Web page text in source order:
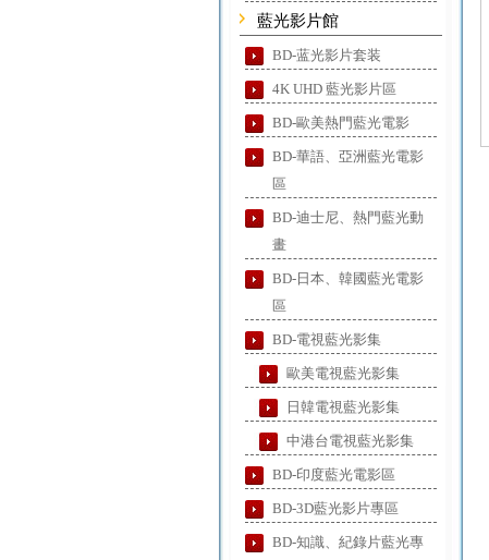
藍光影片館
BD-蓝光影片套装
4K UHD 藍光影片區
BD-歐美熱門藍光電影
BD-華語、亞洲藍光電影
區
BD-迪士尼、熱門藍光動
畫
BD-日本、韓國藍光電影
區
BD-電視藍光影集
歐美電視藍光影集
日韓電視藍光影集
中港台電視藍光影集
BD-印度藍光電影區
BD-3D藍光影片專區
BD-知識、紀錄片藍光專